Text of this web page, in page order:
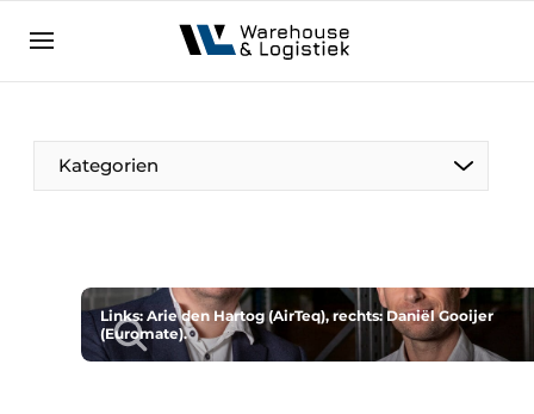
NL EN
Kategorien
Links: Arie den Hartog (AirTeq), rechts: Daniël Gooijer
(Euromate).